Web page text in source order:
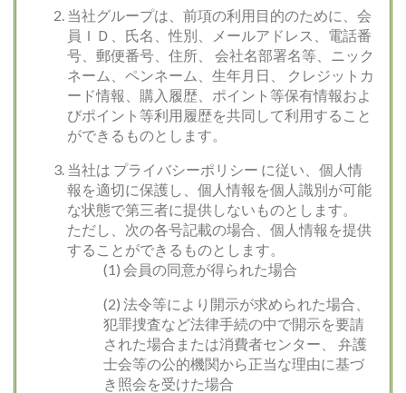
当社グループは、前項の利用目的のために、会
員ＩＤ、氏名、性別、メールアドレス、電話番
号、郵便番号、住所、 会社名部署名等、ニック
ネーム、ペンネーム、生年月日、 クレジットカ
ード情報、購入履歴、ポイント等保有情報およ
びポイント等利用履歴を共同して利用すること
ができるものとします。
当社は プライバシーポリシー に従い、個人情
報を適切に保護し、個人情報を個人識別が可能
な状態で第三者に提供しないものとします。
ただし、次の各号記載の場合、個人情報を提供
することができるものとします。
(1) 会員の同意が得られた場合
(2) 法令等により開示が求められた場合、
犯罪捜査など法律手続の中で開示を要請
された場合または消費者センター、 弁護
士会等の公的機関から正当な理由に基づ
き照会を受けた場合